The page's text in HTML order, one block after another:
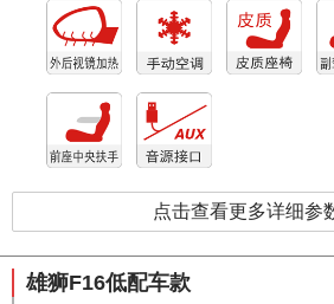
点击查看更多详细参
雄狮F16低配车款